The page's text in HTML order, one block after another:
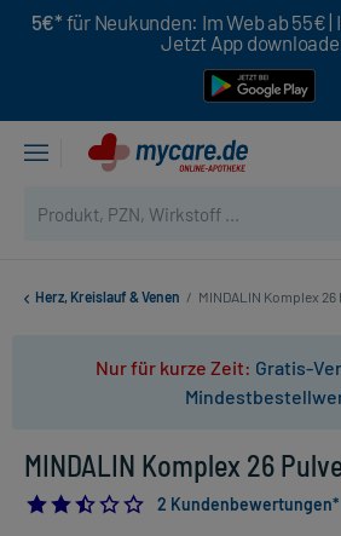
5€* für Neukunden: Im Web ab 55€ |
Jetzt App
Herz, Kreislauf & Venen / MINDALIN Komplex 26
Nur für kurze Zeit: Gratis-
MINDALIN Komplex 26
2.5
2 Kundenbewertungen*